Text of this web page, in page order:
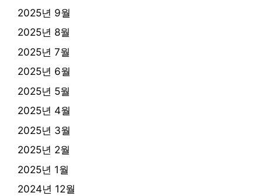
2025년 9월
2025년 8월
2025년 7월
2025년 6월
2025년 5월
2025년 4월
2025년 3월
2025년 2월
2025년 1월
2024년 12월